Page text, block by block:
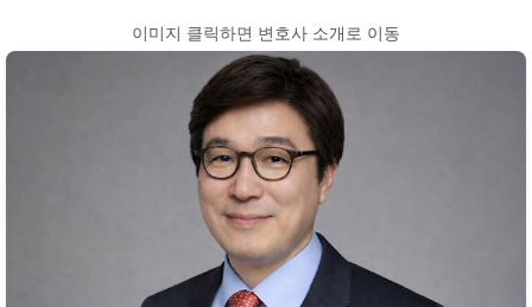
이미지 클릭하면 변호사 소개로 이동